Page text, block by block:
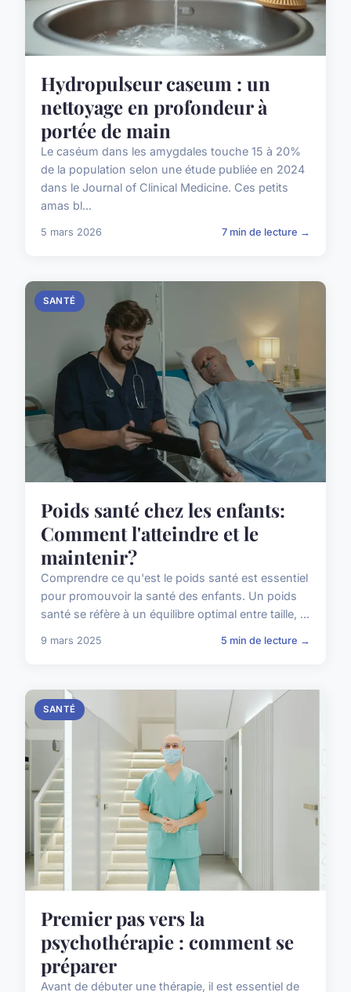
Hydropulseur caseum : un
nettoyage en profondeur à
portée de main
Le caséum dans les amygdales touche 15 à 20%
de la population selon une étude publiée en 2024
dans le Journal of Clinical Medicine. Ces petits
amas bl...
5 mars 2026 7 min de lecture →
SANTÉ
Poids santé chez les enfants:
Comment l'atteindre et le
maintenir?
Comprendre ce qu'est le poids santé est essentiel
pour promouvoir la santé des enfants. Un poids
santé se réfère à un équilibre optimal entre taille, ...
9 mars 2025 5 min de lecture →
SANTÉ
Premier pas vers la
psychothérapie : comment se
préparer
Avant de débuter une thérapie, il est essentiel de